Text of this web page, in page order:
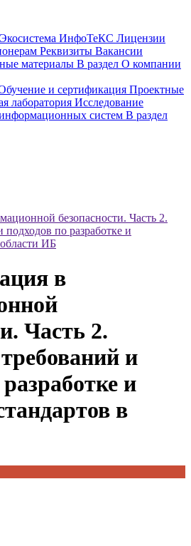
Экосистема ИнфоТеКС Лицензии
Реквизиты Вакансии
материалы В раздел О компании
и сертификация Проектные
лаборатория Исследование
информационных систем В раздел
безопасности. Часть 2.
по разработке и
области ИБ
в
Часть 2.
и
и
в